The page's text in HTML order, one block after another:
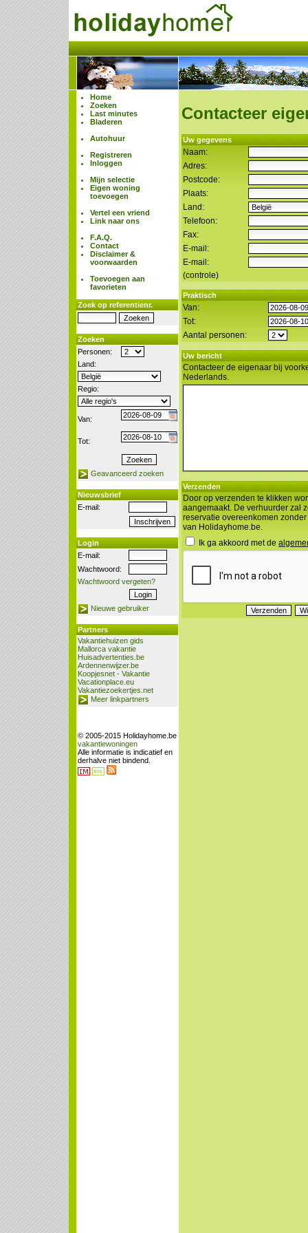
Home
Zoeken
Last minutes
Bladeren
Autohuur
Registreren
Inloggen
Mijn selectie
Eigen woning
toevoegen
Vertel een vriend
Link naar ons
F.A.Q.
Contact
Disclaimer &
voorwaarden
Toevoegen aan
favorieten
Zoek op referentienr.
Zoeken
Personen:
Land:
Regio:
Van:
Tot:
Geavanceerd zoeken
Nieuwsbrief
E-mail:
Login
E-mail:
Wachtwoord:
Wachtwoord vergeten?
Nieuwe gebruiker
Partners
Vakantiehuizen gids
Mallorca vakantie
Huisadvertenties.be
Ardennenwijzer.be
Koopjesnet - Vakantie
Vacationplace.eu
Vakantiezoekertjes.net
Meer linkpartners
© 2005-2015 Holidayhome.be
vakantiewoningen
Alle informatie is indicatief en
derhalve niet bindend.
Contacteer
Uw gegevens
Naam:
Adres:
Postcode:
Plaats:
Land:
Telefoon:
Fax:
E-mail:
E-mail:
(controle)
Praktisch
Van:
Tot:
Aantal personen:
Uw bericht
Contacteer de eigenaar bij
Nederlands.
Verzenden
Door op verzenden te klikken
aangemaakt. De verhuurder zal
reservatie overeenkomen
van Holidayhome.be.
Ik ga akkoord met de